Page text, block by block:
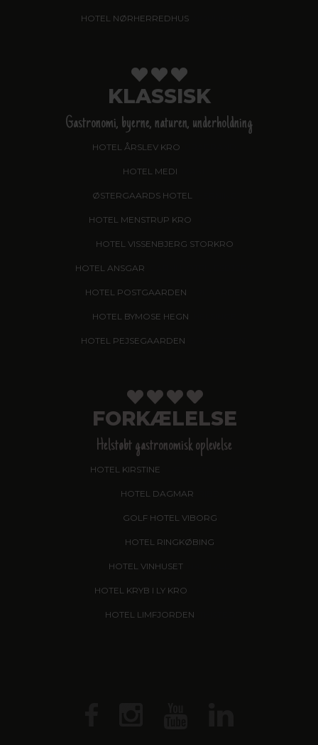
HOTEL NØRHERREDHUS, NORDBORG
KLASSISK
Gastronomi, byerne, naturen, underholdning
HOTEL ÅRSLEV KRO
HOTEL MEDI
ØSTERGAARDS HOTEL
HOTEL MENSTRUP KRO
HOTEL VISSENBJERG STORKRO
HOTEL ANSGAR
HOTEL POSTGAARDEN
HOTEL BYMOSE HEGN
HOTEL PEJSEGAARDEN
FORKÆLELSE
Helstøbt gastronomisk oplevelse
HOTEL KIRSTINE
HOTEL DAGMAR
GOLF HOTEL VIBORG
HOTEL RINGKØBING
HOTEL VINHUSET, NÆSTVED
HOTEL KRYB I LY KRO
HOTEL LIMFJORDEN